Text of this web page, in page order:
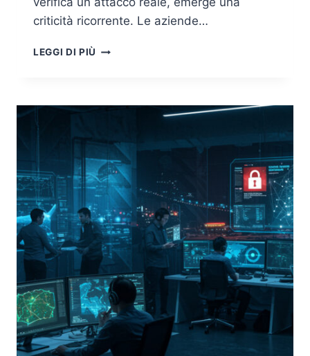
criticità ricorrente. Le aziende…
LEGGI DI PIÙ CRISI
PUNTO
LA
TECNOLOGIA,
MA
IL
COORDINAMENTO